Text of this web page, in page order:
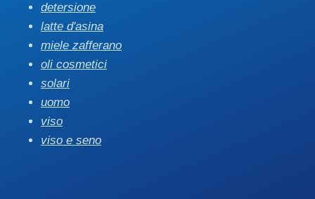
detersione
latte d'asina
miele zafferano
oli cosmetici
solari
uomo
viso
viso e seno